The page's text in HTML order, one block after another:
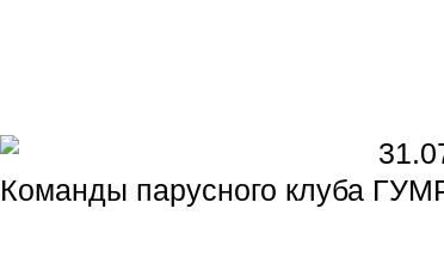
Команды парусного клуба